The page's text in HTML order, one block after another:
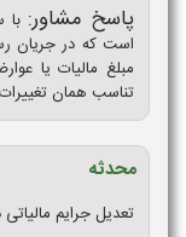
پاسخ مشاور: با
است که در جریان
مبلغ مالیات یا
تناسب همان
محدثه
تعدیل جرایم